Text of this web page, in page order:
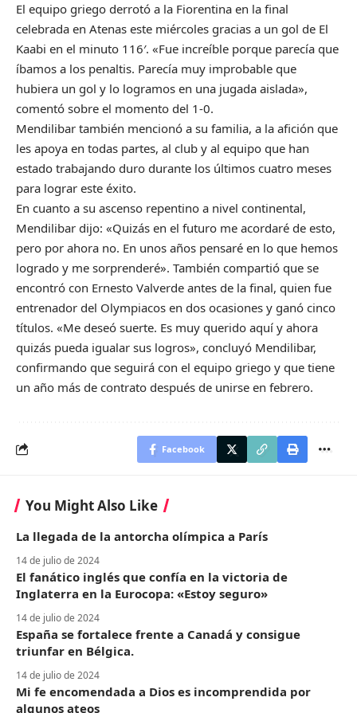
El equipo griego derrotó a la Fiorentina en la final
celebrada en Atenas este miércoles gracias a un gol de El
Kaabi en el minuto 116′. «Fue increíble porque parecía que
íbamos a los penaltis. Parecía muy improbable que
hubiera un gol y lo logramos en una jugada aislada»,
comentó sobre el momento del 1-0.
Mendilibar también mencionó a su familia, a la afición que
les apoya en todas partes, al club y al equipo que han
estado trabajando duro durante los últimos cuatro meses
para lograr este éxito.
En cuanto a su ascenso repentino a nivel continental,
Mendilibar dijo: «Quizás en el futuro me acordaré de esto,
pero por ahora no. En unos años pensaré en lo que hemos
logrado y me sorprenderé». También compartió que se
encontró con Ernesto Valverde antes de la final, quien fue
entrenador del Olympiacos en dos ocasiones y ganó cinco
títulos. «Me deseó suerte. Es muy querido aquí y ahora
quizás pueda igualar sus logros», concluyó Mendilibar,
confirmando que seguirá con el equipo griego y que tiene
un año más de contrato después de unirse en febrero.
Facebook
You Might Also Like
La llegada de la antorcha olímpica a París
14 de julio de 2024
El fanático inglés que confía en la victoria de
Inglaterra en la Eurocopa: «Estoy seguro»
14 de julio de 2024
España se fortalece frente a Canadá y consigue
triunfar en Bélgica.
14 de julio de 2024
Mi fe encomendada a Dios es incomprendida por
algunos ateos